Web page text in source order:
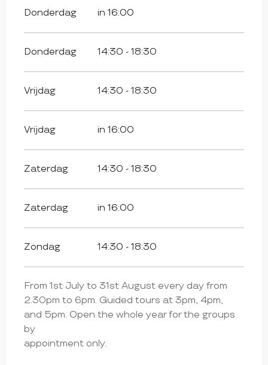
Donderdag in 16:00
Donderdag 14:30 - 18:30
Vrijdag 14:30 - 18:30
Vrijdag in 16:00
Zaterdag 14:30 - 18:30
Zaterdag in 16:00
Zondag 14:30 - 18:30
From 1st July to 31st August every day from
2.30pm to 6pm. Guided tours at 3pm, 4pm,
and 5pm. Open the whole year for the groups
by
appointment only.